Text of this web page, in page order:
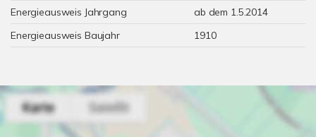
Energieausweis Jahrgang
ab dem 1.5.2014
Energieausweis Baujahr
1910